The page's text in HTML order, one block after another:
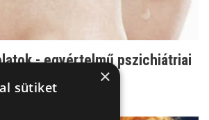
- egyértelmű pszichiátriai
×
sütiket